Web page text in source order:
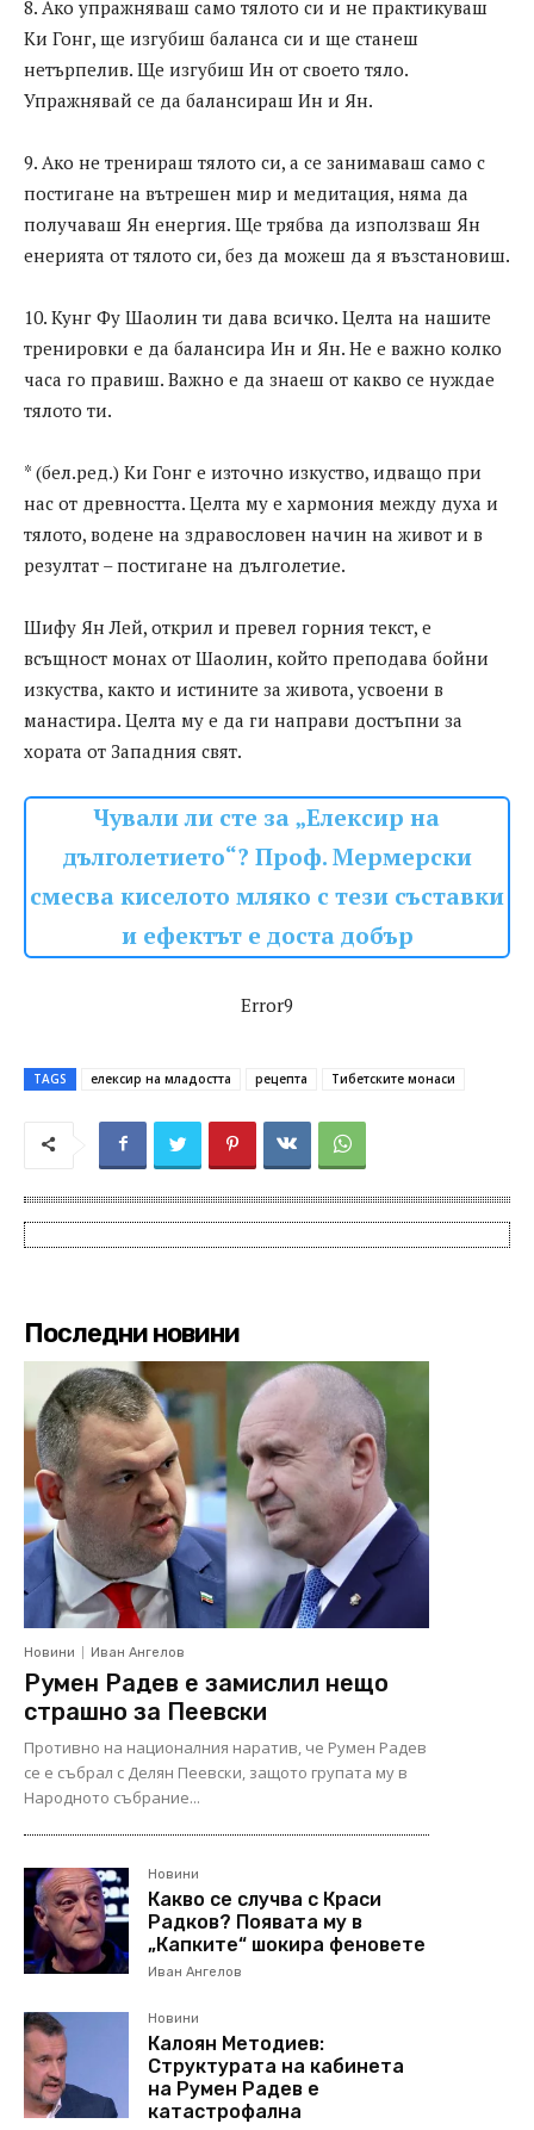
8. Ако упражняваш само тялото си и не практикуваш
Ки Гонг, ще изгубиш баланса си и ще станеш
нетърпелив. Ще изгубиш Ин от своето тяло.
Упражнявай се да балансираш Ин и Ян.
9. Ако не тренираш тялото си, а се занимаваш само с
постигане на вътрешен мир и медитация, няма да
получаваш Ян енергия. Ще трябва да използваш Ян
енерията от тялото си, без да можеш да я възстановиш.
10. Кунг Фу Шаолин ти дава всичко. Целта на нашите
тренировки е да балансира Ин и Ян. Не е важно колко
часа го правиш. Важно е да знаеш от какво се нуждае
тялото ти.
* (бел.ред.) Ки Гонг е източно изкуство, идващо при
нас от древността. Целта му е хармония между духа и
тялото, водене на здравословен начин на живот и в
резултат – постигане на дълголетие.
Шифу Ян Лей, открил и превел горния текст, е
всъщност монах от Шаолин, който преподава бойни
изкуства, както и истините за живота, усвоени в
манастира. Целта му е да ги направи достъпни за
хората от Западния свят.
Чували ли сте за „Елексир на
дълголетието“? Проф. Мермерски
смесва киселото мляко с тези съставки
и ефектът е доста добър
Error9
TAGS елексир на младостта рецепта Тибетските монаси
Последни новини
Новини Иван Ангелов
Румен Радев е замислил нещо
страшно за Пеевски
Противно на националния наратив, че Румен Радев
се е събрал с Делян Пеевски, защото групата му в
Народното събрание...
Новини
Какво се случва с Краси
Радков? Появата му в
„Капките“ шокира феновете
Иван Ангелов
Новини
Калоян Методиев:
Структурата на кабинета
на Румен Радев е
катастрофална